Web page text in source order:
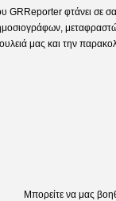
GRReporter φτάνει σε
μας και την
Μπορείτε να μας